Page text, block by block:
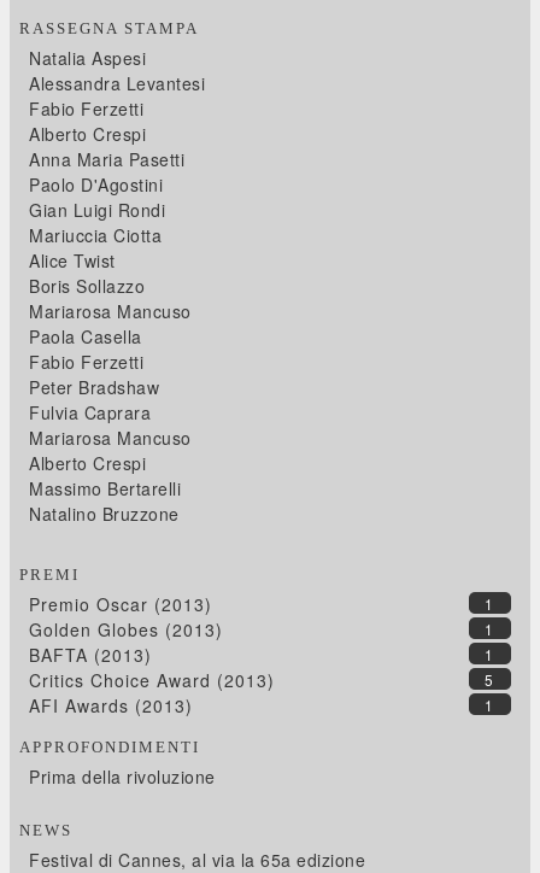
RASSEGNA STAMPA
Natalia Aspesi
Alessandra Levantesi
Fabio Ferzetti
Alberto Crespi
Anna Maria Pasetti
Paolo D'Agostini
Gian Luigi Rondi
Mariuccia Ciotta
Alice Twist
Boris Sollazzo
Mariarosa Mancuso
Paola Casella
Fabio Ferzetti
Peter Bradshaw
Fulvia Caprara
Mariarosa Mancuso
Alberto Crespi
Massimo Bertarelli
Natalino Bruzzone
PREMI
1
Premio Oscar (2013)
1
Golden Globes (2013)
1
BAFTA (2013)
5
Critics Choice Award (2013)
1
AFI Awards (2013)
APPROFONDIMENTI
Prima della rivoluzione
NEWS
Festival di Cannes, al via la 65a edizione